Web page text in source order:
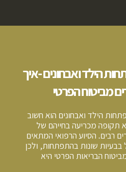
הילד ואבחונים -איך
מביטוח הפרטי
הילד ואבחונים הוא חשוב
תקופה מכריעה בחייהם של
רבים. הסיוע הרפואי המתאים
בבעיות שונות בהתפתחות, ולכן
הבריאות הפרטי היא